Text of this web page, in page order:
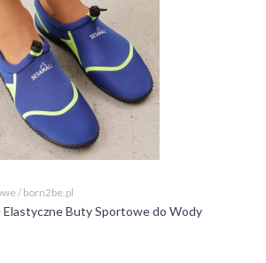
/ born2be.pl
Buty Sportowe do Wody